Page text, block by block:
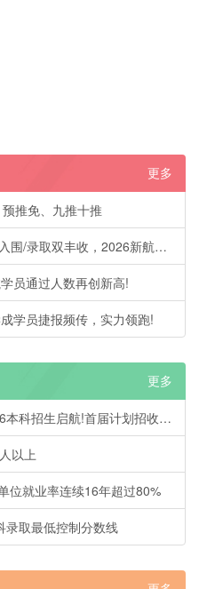
更多
推免、九推十推
新航捷报 | 港澳Offer+强基录取入围/录取双丰收，2026新航学成第一波升学喜报刷屏!
员通过人数再创新高!
学员捷报频传，实力领跑!
更多
上海交通大学量子科技学院2026本科招生启航!首届计划招收20人
以上
位就业率连续16年超过80%
录取最低控制分数线